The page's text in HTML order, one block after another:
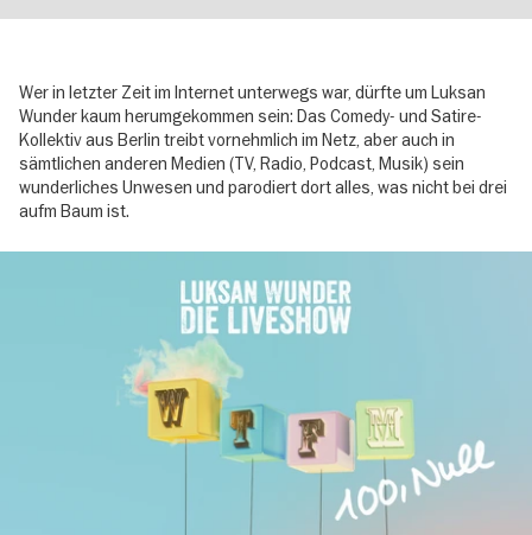
Wer in letzter Zeit im Internet unterwegs war, dürfte um Luksan
Wunder kaum herumgekommen sein: Das Comedy- und Satire-
Kollektiv aus Berlin treibt vornehmlich im Netz, aber auch in
sämtlichen anderen Medien (TV, Radio, Podcast, Musik) sein
wunderliches Unwesen und parodiert dort alles, was nicht bei drei
aufm Baum ist.